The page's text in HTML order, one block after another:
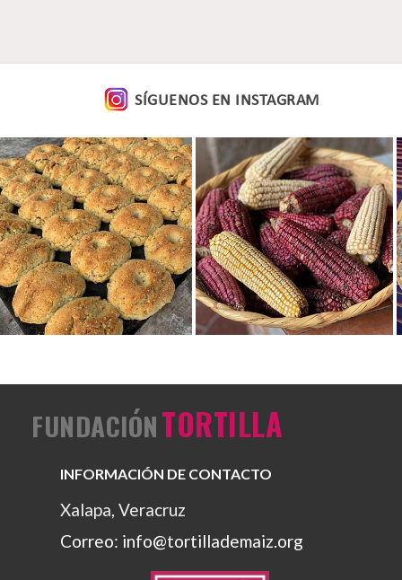
SÍGUENOS EN INSTAGRAM
Ver foto Ver foto
FUNDACIÓNTORTILLA
INFORMACIÓN DE CONTACTO
Xalapa, Veracruz
Correo: info@tortillademaiz.org